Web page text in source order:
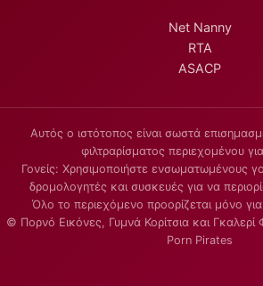
Net Nanny
RTA
ASACP
Αυτός ο ιστότοπος είναι σωστά
φιλτραρίσματος περιεχομένου
Γονείς: Χρησιμοποιήστε ενσωματωμένους
δρομολογητές και συσκευές για να
Όλο το περιεχόμενο προορίζεται μόνο
© Πορνό Εικόνες, Γυμνά Κορίτσια και
Porn Pirates